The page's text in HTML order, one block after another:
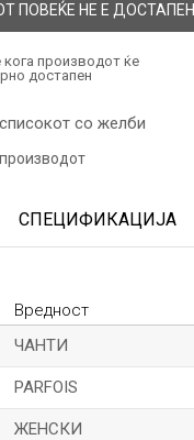
ПОВЕЌЕ НЕ Е ДОСТАПЕН
производот ќе
достапен
со желби
СПЕЦИФИКАЦИЈА
Вредност
ЧАНТИ
PARFOIS
ЖЕНСКИ